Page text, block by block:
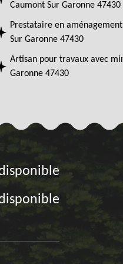
Caumont Sur Garonne 47430
Prestataire en
Sur Garonne 47430
Artisan pour travaux avec
Garonne 47430